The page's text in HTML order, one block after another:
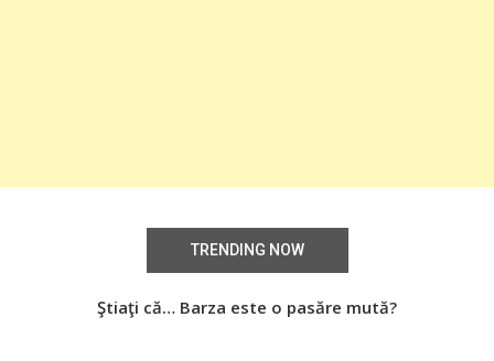
TRENDING NOW
Ştiaţi că… Barza este o pasăre mută?